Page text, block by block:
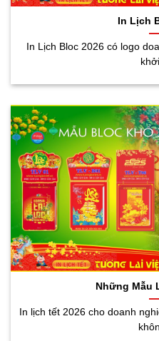
In Lịch
In Lịch Bloc 2026 có logo
Những Mẫu
In lịch tết 2026 cho doanh